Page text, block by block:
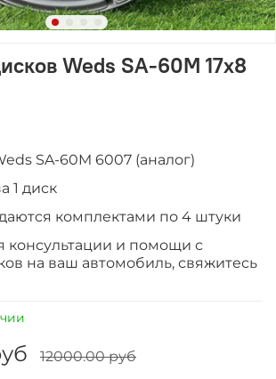
Weds SA-60M 17x8
12000.00 руб
SA-60M 6007 (аналог)
1 диск
комплектами по 4 штуки
консультации и помощи с
на ваш автомобиль, свяжитесь